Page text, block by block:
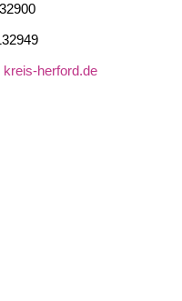
kreis-herford.de